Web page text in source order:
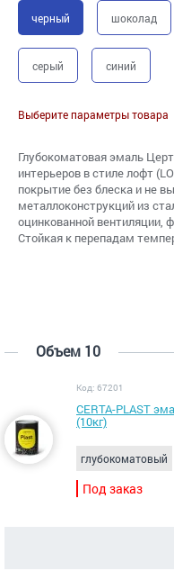
черный шоколад
серый синий
Выберите параметры товара
Глубокоматовая эмаль
интерьеров в стиле лофт
покрытие без блеска и не
металлоконструкций из
оцинкованной вентиляции,
Стойкая к перепадам
Объем 10
Код: 67201
CERTA-PLAST
(10кг)
глубокоматовый
Под заказ